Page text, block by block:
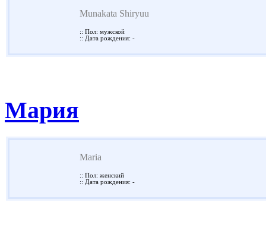
Munakata Shiryuu
:: Пол: мужской
:: Дата рождения: -
Мария
Maria
:: Пол: женский
:: Дата рождения: -